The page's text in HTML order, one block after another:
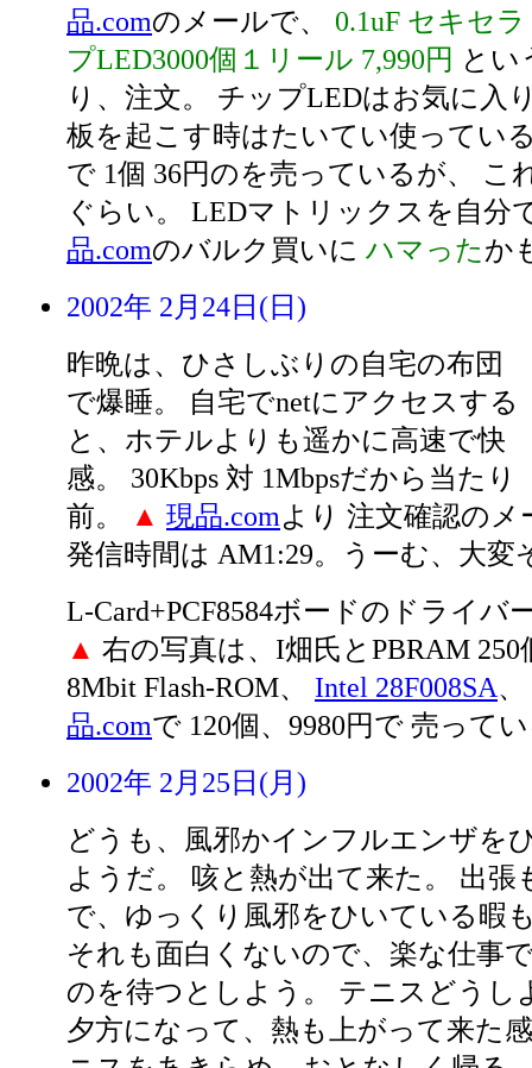
品.comのメールで、 0.1uF セキセ
プLED3000個１リール 7,990円 とい
り、注文。 チップLEDはお気に入
板を起こす時はたいてい使ってい
で 1個 36円のを売っているが、 こ
ぐらい。 LEDマトリックスを自分
品.comのバルク買いに ハマったか
2002年 2月24日(日)
昨晩は、ひさしぶりの自宅の布団
で爆睡。 自宅でnetにアクセスする
と、ホテルよりも遥かに高速で快
感。 30Kbps 対 1Mbpsだから当たり
前。
▲ 現品.comより 注文確認のメ
発信時間は AM1:29。うーむ、大変
L-Card+PCF8584ボードのドライバ
▲ 右の写真は、I畑氏とPBRAM
8Mbit Flash-ROM、 Intel 28F008SA
品.comで 120個、9980円で 売って
2002年 2月25日(月)
どうも、風邪かインフルエンザを
ようだ。 咳と熱が出て来た。 出張
で、ゆっくり風邪をひいている暇
それも面白くないので、楽な仕事
のを待つとしよう。 テニスどうし
夕方になって、熱も上がって来た